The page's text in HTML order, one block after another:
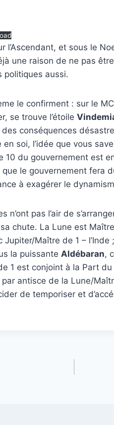
l’Ascendant, et sous le
une raison de ne pas
politiques aussi.
le confirment : sur le
se trouve l’étoile
conséquences
en soi, l’idée que vous
10 du gouvernement est
que le gouvernement fera
à exagérer le
n’ont pas l’air de
chute. La Lune est
Maître de 1 –
la puissante Aldébaran,
1 est conjoint à la Part du
antisce de la Lune/
de temporiser et